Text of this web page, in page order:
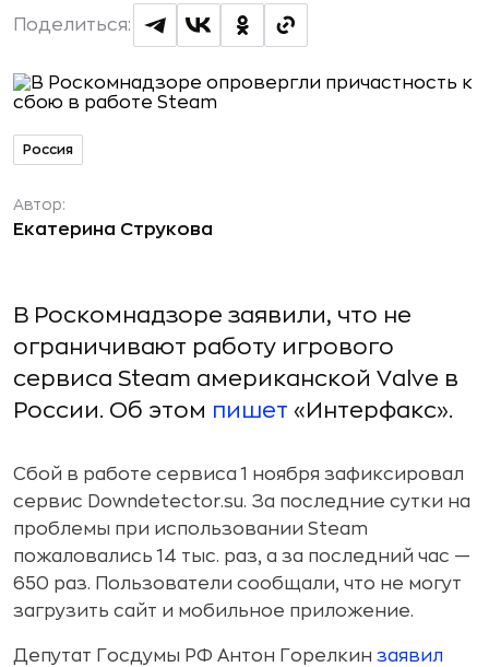
Поделиться:
Россия
Автор:
Екатерина Струкова
В Роскомнадзоре заявили, что не
ограничивают работу игрового
сервиса Steam американской Valve в
России. Об этом пишет «Интерфакс».
Сбой в работе сервиса 1 ноября зафиксировал
сервис Downdetector.su. За последние сутки на
проблемы при использовании Steam
пожаловались 14 тыс. раз, а за последний час —
650 раз. Пользователи сообщали, что не могут
загрузить сайт и мобильное приложение.
Депутат Госдумы РФ Антон Горелкин заявил